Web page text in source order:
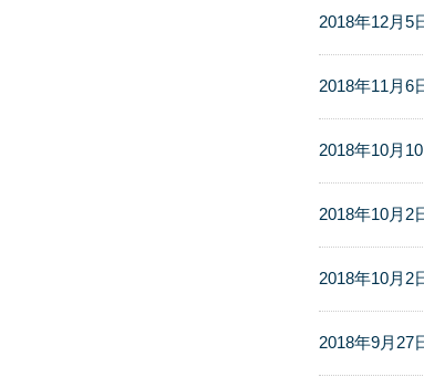
2018年12月5
2018年11月6
2018年10月
2018年10月2
2018年10月2
2018年9月27